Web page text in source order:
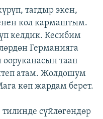
тагдыр экен,
кол кармаштым.
келдик. Кесибим
Германияга
ооруканасын таап
атам. Жолдошум
көп жардам берет.
сүйлөгөндөр